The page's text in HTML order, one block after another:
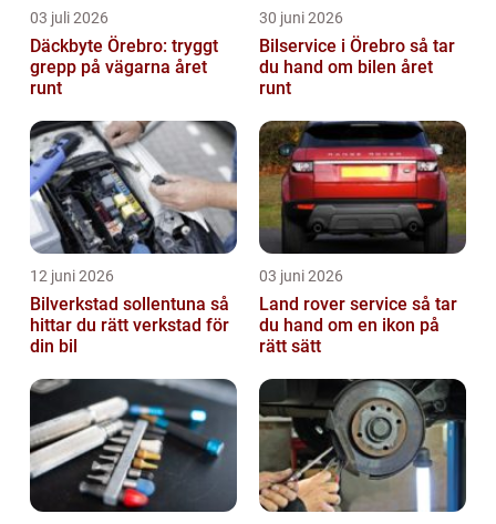
03 juli 2026
Däckbyte Örebro: tryggt
grepp på vägarna året
runt
30 juni 2026
Bilservice i Örebro så tar
du hand om bilen året
runt
12 juni 2026
Bilverkstad sollentuna så
hittar du rätt verkstad för
din bil
03 juni 2026
Land rover service så tar
du hand om en ikon på
rätt sätt